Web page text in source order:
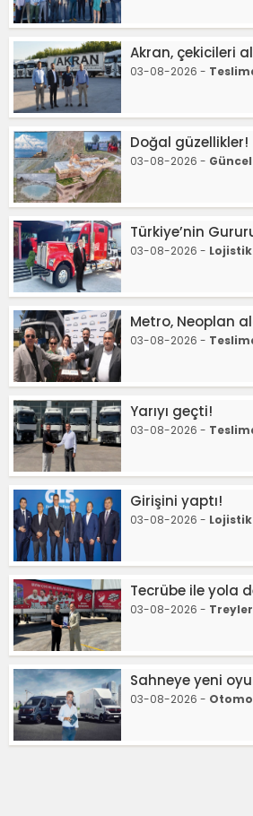
Akran, çekicileri
03-08-2026 -
Doğal güzellikler!
03-08-2026 -
Türkiye’nin
03-08-2026 - Lojistik
Metro, Neoplan
03-08-2026 -
Yarıyı geçti!
03-08-2026 -
Girişini yaptı!
03-08-2026 - Lojistik
Tecrübe ile yola
03-08-2026 - Treyler
Sahneye yeni
03-08-2026 -